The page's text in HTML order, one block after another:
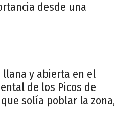
desde una
llana y abierta en el
de los Picos de
solía poblar la zona,